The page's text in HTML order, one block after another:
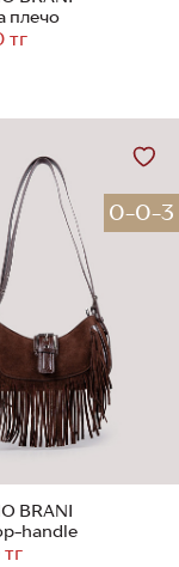
плечо
тг
0-0-3
BRANI
handle